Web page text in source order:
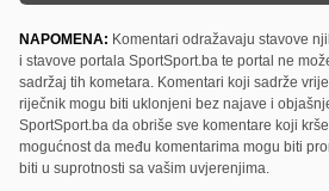
NAPOMENA: Komentari odražavaju stavove
i stavove portala SportSport.ba te portal ne
sadržaj tih kometara. Komentari koji sadrže
riječnik mogu biti uklonjeni bez najave i
SportSport.ba da obriše sve komentare koji
mogućnost da među komentarima mogu biti
biti u suprotnosti sa vašim uvjerenjima.